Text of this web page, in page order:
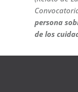
persona
de los